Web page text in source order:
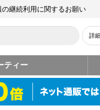
の継続利用に関するお願い
詳
ティー